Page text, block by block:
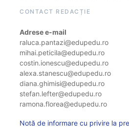
CONTACT REDACȚIE
Adrese e-mail
raluca.pantazi@edupedu.ro
mihai.peticila@edupedu.ro
costin.ionescu@edupedu.ro
alexa.stanescu@edupedu.ro
diana.ghimisi@edupedu.ro
stefan.lefter@edupedu.ro
ramona.florea@edupedu.ro
Notă de informare cu privire la